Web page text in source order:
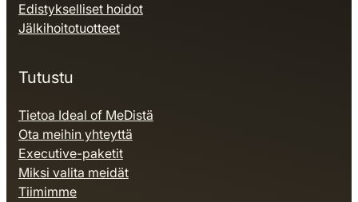
Edistykselliset hoidot
Jälkihoitotuotteet
Tutustu
Tietoa Ideal of MeDistä
Ota meihin yhteyttä
Executive-paketit
Miksi valita meidät
Tiimimme